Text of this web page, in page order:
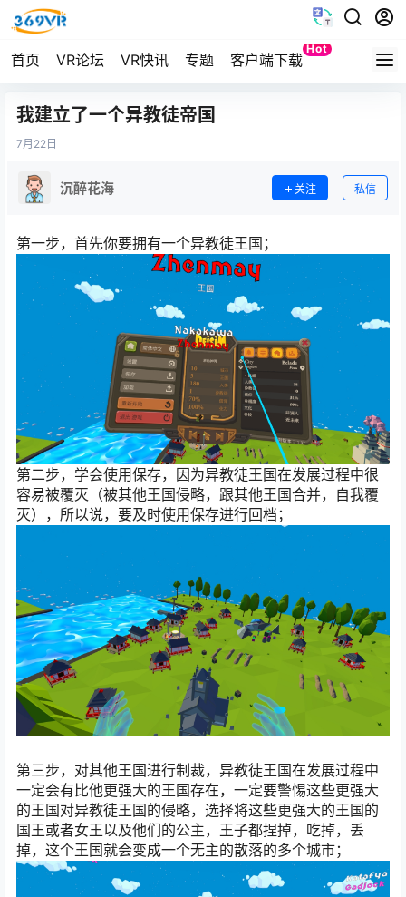
首页 VR论坛 VR快讯 专题 客户端下载
Hot
Quest
我建立了一个异教徒帝国
7月 22日
沉醉花海 关注 私信
第一步，首先你要拥有一个异教徒王国；
第二步，学会使用保存，因为异教徒王国在发展过程中很
容易被覆灭（被其他王国侵略，跟其他王国合并，自我覆
灭），所以说，要及时使用保存进行回档；
第三步，对其他王国进行制裁，异教徒王国在发展过程中
一定会有比他更强大的王国存在，一定要警惕这些更强大
的王国对异教徒王国的侵略，选择将这些更强大的王国的
国王或者女王以及他们的公主，王子都捏掉，吃掉，丢
掉，这个王国就会变成一个无主的散落的多个城市；